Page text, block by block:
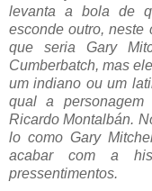
levanta a bola de
esconde outro, neste
que seria Gary
Cumberbatch, mas
um indiano ou um
qual a personagem
Ricardo Montalbán.
lo como Gary
acabar com a
pressentimentos.